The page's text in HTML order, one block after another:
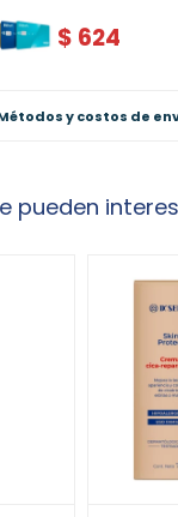
$ 624
y costos de
pueden